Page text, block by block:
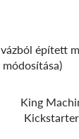
épített